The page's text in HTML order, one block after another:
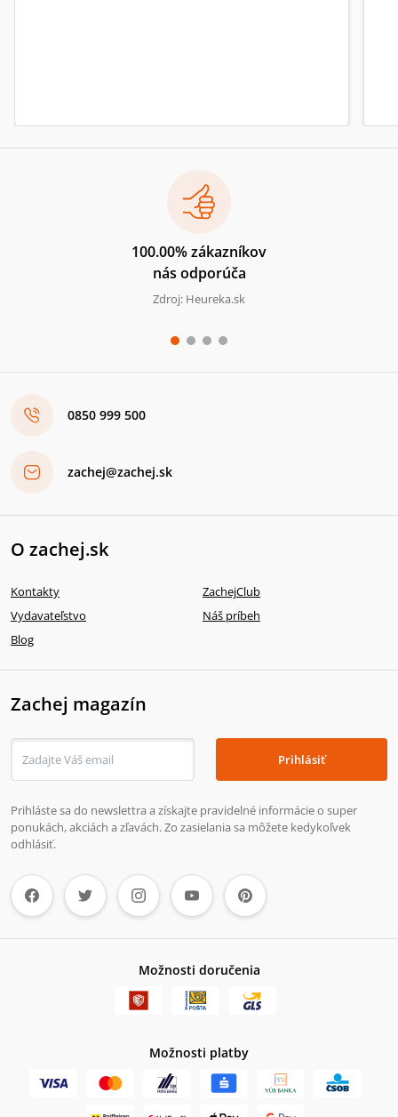
100.00% zákazníkov
nás odporúča
Zdroj: Heureka.sk
0850 999 500
zachej@zachej.sk
O zachej.sk
Kontakty
ZachejClub
Vydavateľstvo
Náš príbeh
Blog
Zachej magazín
Prihlásiť
Prihláste sa do newslettra a získajte pravidelné informácie o super
ponukách, akciách a zľavách. Zo zasielania sa môžete kedykoľvek
odhlásiť.
Možnosti doručenia
Možnosti platby